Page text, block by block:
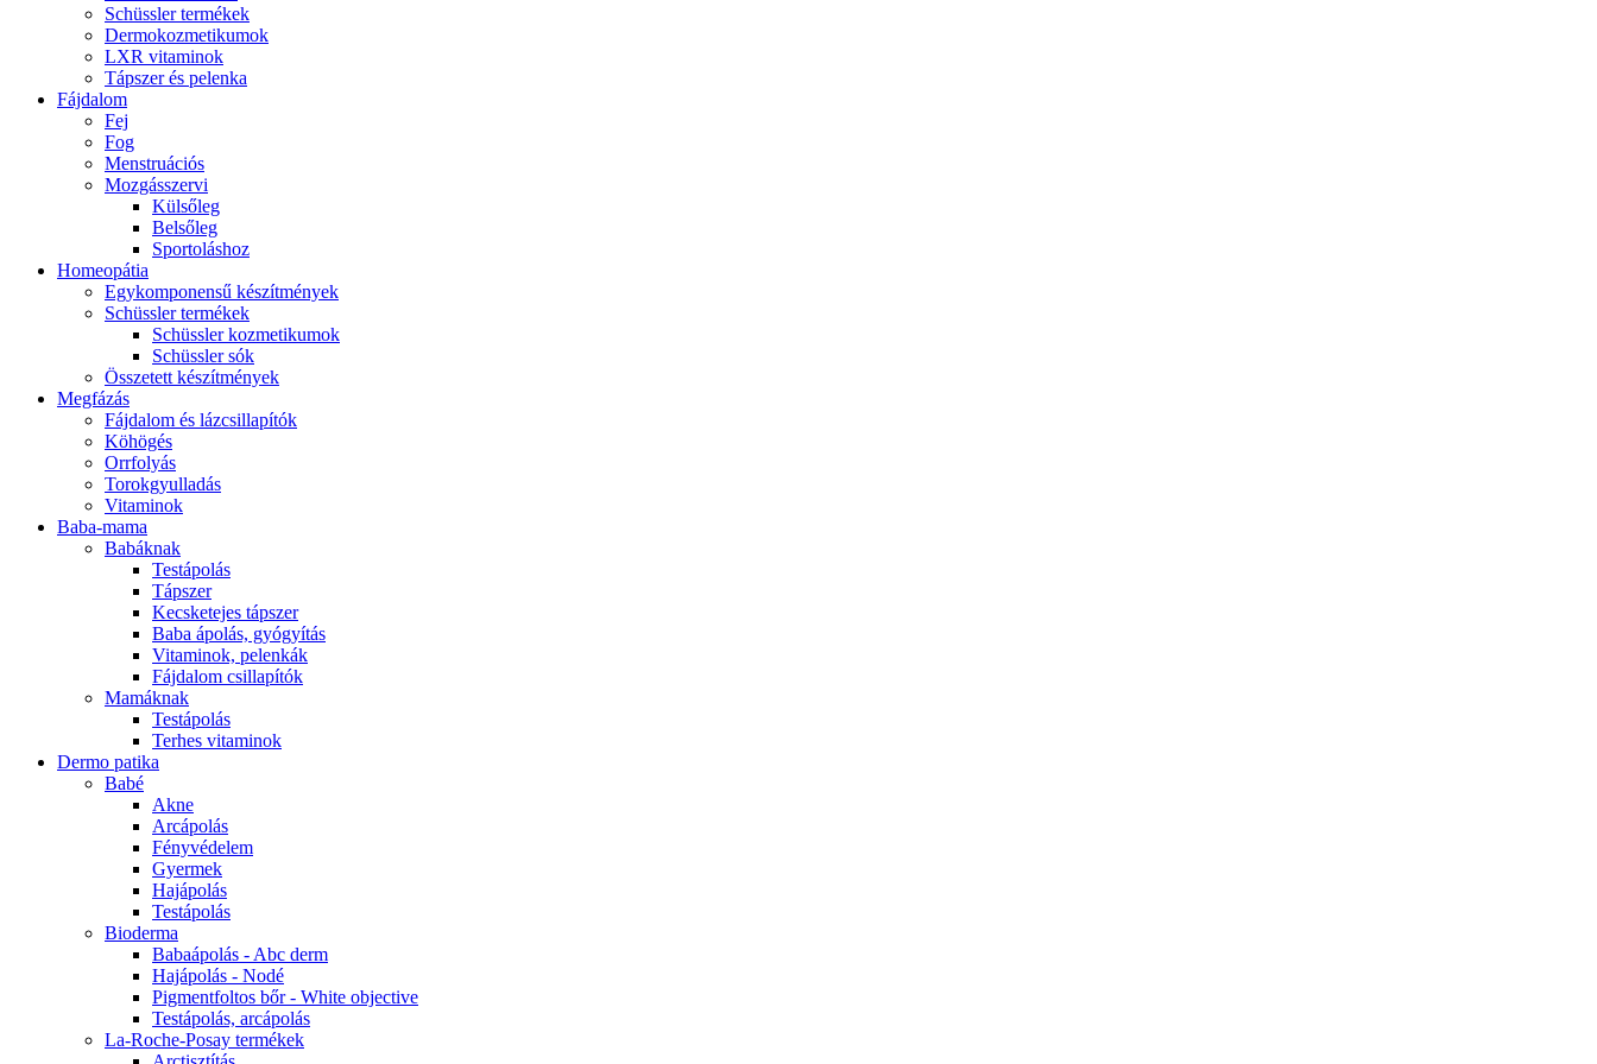
Schüssler termékek
Dermokozmetikumok
LXR vitaminok
Tápszer és pelenka
Fájdalom
Fej
Fog
Menstruációs
Mozgásszervi
Külsőleg
Belsőleg
Sportoláshoz
Homeopátia
Egykomponensű készítmények
Schüssler termékek
Schüssler kozmetikumok
Schüssler sók
Összetett készítmények
Megfázás
Fájdalom és lázcsillapítók
Köhögés
Orrfolyás
Torokgyulladás
Vitaminok
Baba-mama
Babáknak
Testápolás
Tápszer
Kecsketejes tápszer
Baba ápolás, gyógyítás
Vitaminok, pelenkák
Fájdalom csillapítók
Mamáknak
Testápolás
Terhes vitaminok
Dermo patika
Babé
Akne
Arcápolás
Fényvédelem
Gyermek
Hajápolás
Testápolás
Bioderma
Babaápolás - Abc derm
Hajápolás - Nodé
Pigmentfoltos bőr - White objective
Testápolás, arcápolás
La-Roche-Posay termékek